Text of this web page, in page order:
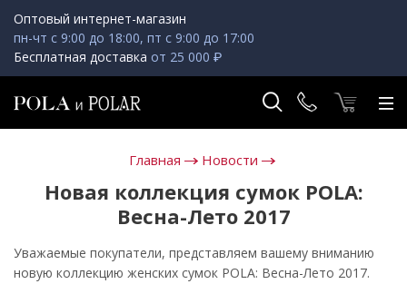
Оптовый интернет-магазин
пн-чт с 9:00 до 18:00, пт с 9:00 до 17:00
Бесплатная доставка от 25 000 ₽
Главная Новости
Новая коллекция сумок POLA:
Весна-Лето 2017
Уважаемые покупатели, представляем вашему вниманию
новую коллекцию женских сумок POLA: Весна-Лето 2017.